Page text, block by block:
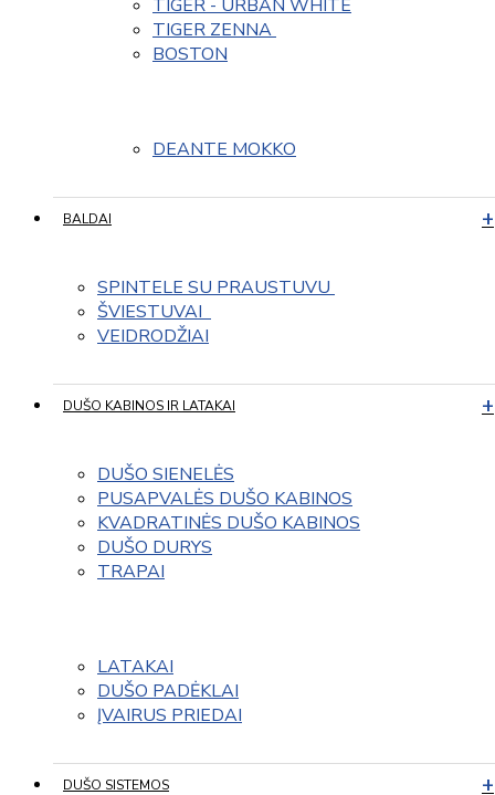
TIGER - URBAN WHITE
TIGER ZENNA
BOSTON
DEANTE MOKKO
BALDAI
SPINTELE SU PRAUSTUVU
ŠVIESTUVAI
VEIDRODŽIAI
DUŠO KABINOS IR LATAKAI
DUŠO SIENELĖS
PUSAPVALĖS DUŠO KABINOS
KVADRATINĖS DUŠO KABINOS
DUŠO DURYS
TRAPAI
LATAKAI
DUŠO PADĖKLAI
ĮVAIRUS PRIEDAI
DUŠO SISTEMOS